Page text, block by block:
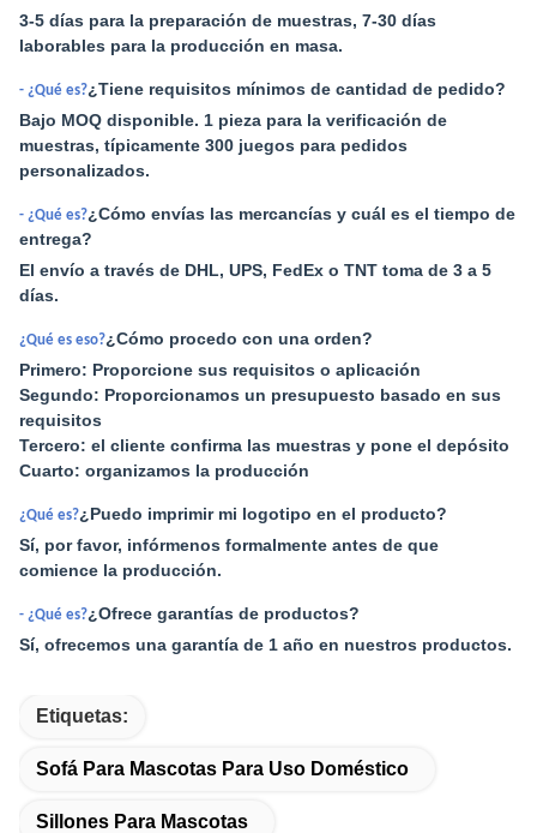
3-5 días para la preparación de muestras, 7-30 días
laborables para la producción en masa.
- ¿Qué es?¿Tiene requisitos mínimos de cantidad de pedido?
Bajo MOQ disponible. 1 pieza para la verificación de
muestras, típicamente 300 juegos para pedidos
personalizados.
- ¿Qué es?¿Cómo envías las mercancías y cuál es el tiempo de
entrega?
El envío a través de DHL, UPS, FedEx o TNT toma de 3 a 5
días.
¿Qué es eso?¿Cómo procedo con una orden?
Primero: Proporcione sus requisitos o aplicación
Segundo: Proporcionamos un presupuesto basado en sus
requisitos
Tercero: el cliente confirma las muestras y pone el depósito
Cuarto: organizamos la producción
¿Qué es?¿Puedo imprimir mi logotipo en el producto?
Sí, por favor, infórmenos formalmente antes de que
comience la producción.
- ¿Qué es?¿Ofrece garantías de productos?
Sí, ofrecemos una garantía de 1 año en nuestros productos.
Etiquetas:
Sofá Para Mascotas Para Uso Doméstico
Sillones Para Mascotas